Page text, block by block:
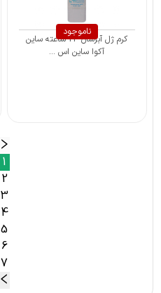
ناموجود
کرم ژل آبرسان 24 ساعته ساین
آکوا ساین اس ...
1
2
3
4
5
6
7